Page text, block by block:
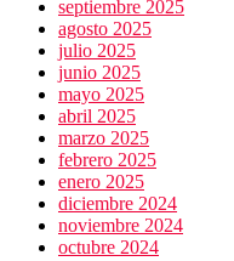
septiembre 2025
agosto 2025
julio 2025
junio 2025
mayo 2025
abril 2025
marzo 2025
febrero 2025
enero 2025
diciembre 2024
noviembre 2024
octubre 2024